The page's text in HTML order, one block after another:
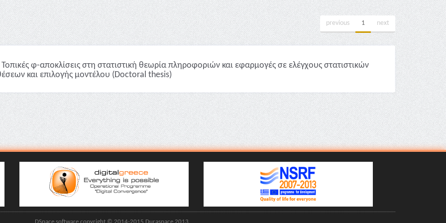
previous 1 next
φ-αποκλίσεις στη στατιστική θεωρία πληροφοριών και εφαρμογές σε ελέγχους στατιστικών
και επιλογής μοντέλου (Doctoral thesis)